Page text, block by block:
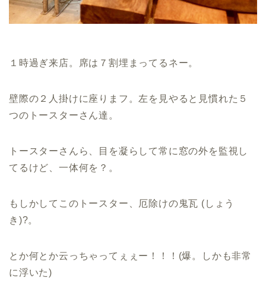
１時過ぎ来店。席は７割埋まってるネー。
壁際の２人掛けに座りまフ。左を見やると見慣れた５
つのトースターさん達。
トースターさんら、目を凝らして常に窓の外を監視し
てるけど、一体何を？。
もしかしてこのトースター、厄除けの鬼瓦 (しょう
き)?。
とか何とか云っちゃってぇぇー！！！(爆。しかも非常
に浮いた)